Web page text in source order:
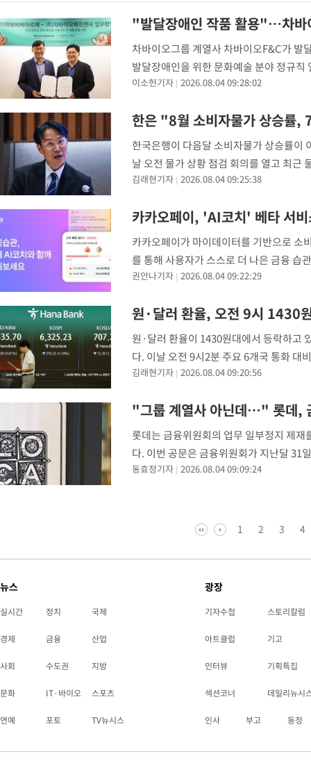
"발달장애인 작품 활용"…차바
차바이오그룹 계열사 차바이오F&C가 발
발달장애인을 위한 문화예술 분야 정규
(MOU)을 체결했다고 4일 밝혔다. 브라
이소헌기자 2026.08.04 09:28:02
한은 "8월 소비자물가 상승률,
한국은행이 다음달 소비자물가 상승률이
날 오전 물가 상황 점검 회의를 열고 최근
유류 최고 가격 인하, 농산물 가격 하락
김래현기자 2026.08.04 09:25:38
카카오페이, 'AI코치' 베타 서
카카오페이가 마이데이터를 기반으로 소
를 통해 사용자가 스스로 더 나은 금융 습
공지능(AI) 금융 에이전트 'AI코치' 베타
권안나기자 2026.08.04 09:22:29
원·달러 환율, 오전 9시 1430
원·달러 환율이 1430원대에서 등락하고
다. 이날 오전 9시2분 주요 6개국 통화 대
근 환율이 빠르게 하락하며 수입업체 결
김래현기자 2026.08.04 09:20:56
"그룹 계열사 아닌데…" 롯데,
롯데는 금융위원회의 업무 일부정지 제
다. 이번 공문은 금융위원회가 지난달 31
롯데카드는 공문에서 "이번 조치로 롯데
동효정기자 2026.08.04 09:09:24
1 2 3 4
뉴스
실시간 정치 국제
경제 금융 산업
사회 수도권 지방
문화 IT·바이오 스포츠
연예 포토 TV뉴시스
광장
기자수첩 스토리칼럼
아트클럽 기고
인터뷰 기획특집
섹션코너 데일리뉴시
인사 부고 동정